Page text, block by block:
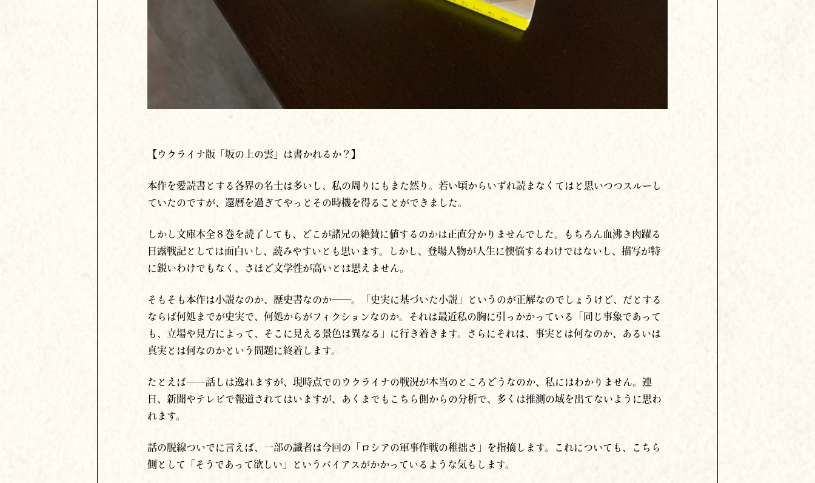
【ウクライナ版「坂の上の雲」は書かれるか？】
本作を愛読書とする各界の名士は多いし、私の周りにもまた然り。若い頃からいずれ読まなくてはと思いつつスルーし
ていたのですが、還暦を過ぎてやっとその時機を得ることができました。
しかし文庫本全８巻を読了しても、どこが諸兄の絶賛に値するのかは正直分かりませんでした。もちろん血沸き肉躍る
日露戦記としては面白いし、読みやすいとも思います。しかし、登場人物が人生に懊悩するわけではないし、描写が特
に鋭いわけでもなく、さほど文学性が高いとは思えません。
そもそも本作は小説なのか、歴史書なのか──。「史実に基づいた小説」というのが正解なのでしょうけど、だとする
ならば何処までが史実で、何処からがフィクションなのか。それは最近私の胸に引っかかっている「同じ事象であって
も、立場や見方によって、そこに見える景色は異なる」に行き着きます。さらにそれは、事実とは何なのか、あるいは
真実とは何なのかという問題に終着します。
たとえば──話しは逸れますが、現時点でのウクライナの戦況が本当のところどうなのか、私にはわかりません。連
日、新聞やテレビで報道されてはいますが、あくまでもこちら側からの分析で、多くは推測の域を出てないように思わ
れます。
話の脱線ついでに言えば、一部の識者は今回の「ロシアの軍事作戦の稚拙さ」を指摘します。これについても、こちら
側として「そうであって欲しい」というバイアスがかかっているような気もします。